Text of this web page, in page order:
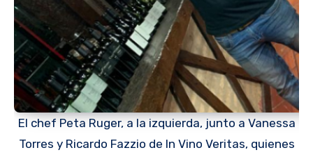
El chef Peta Ruger, a la izquierda, junto a Vanessa
Torres y Ricardo Fazzio de In Vino Veritas, quienes